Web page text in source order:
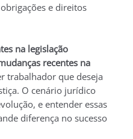
e direitos
na legislação
recentes na
trabalhador que deseja
O cenário jurídico
e entender essas
diferença no sucesso